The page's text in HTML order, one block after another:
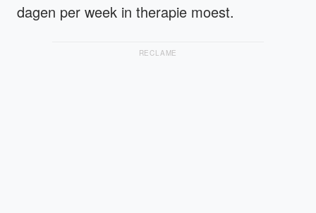
dagen per week in therapie moest.
RECLAME